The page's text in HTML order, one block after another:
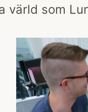
värld som